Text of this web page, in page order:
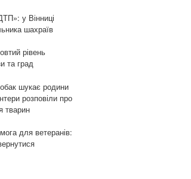
у Вінниці
шахраїв
рівень
та град
шукає родини
розповіли про
тварин
для ветеранів: